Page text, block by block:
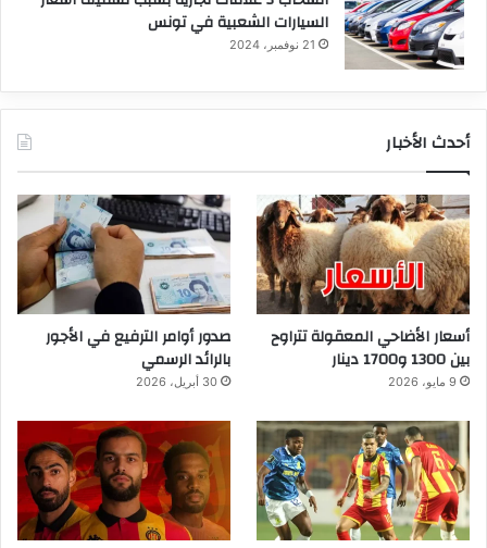
السيارات الشعبية في تونس
21 نوفمبر، 2024
أحدث الأخبار
أسعار الأضاحي المعقولة تتراوح
بين 1300 و1700 دينار
9 مايو، 2026
صدور أوامر الترفيع في الأجور
بالرائد الرسمي
30 أبريل، 2026